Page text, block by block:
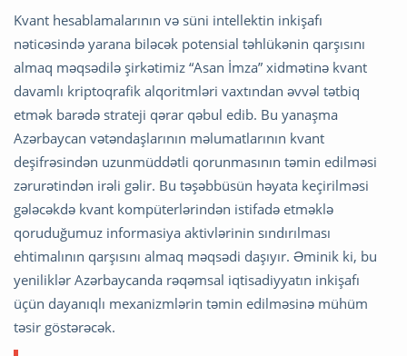
Kvant hesablamalarının və süni intellektin inkişafı
nəticəsində yarana biləcək potensial təhlükənin qarşısını
almaq məqsədilə şirkətimiz “Asan İmza” xidmətinə kvant
davamlı kriptoqrafik alqoritmləri vaxtından əvvəl tətbiq
etmək barədə strateji qərar qəbul edib. Bu yanaşma
Azərbaycan vətəndaşlarının məlumatlarının kvant
deşifrəsindən uzunmüddətli qorunmasının təmin edilməsi
zərurətindən irəli gəlir. Bu təşəbbüsün həyata keçirilməsi
gələcəkdə kvant kompüterlərindən istifadə etməklə
qoruduğumuz informasiya aktivlərinin sındırılması
ehtimalının qarşısını almaq məqsədi daşıyır. Əminik ki, bu
yeniliklər Azərbaycanda rəqəmsal iqtisadiyyatın inkişafı
üçün dayanıqlı mexanizmlərin təmin edilməsinə mühüm
təsir göstərəcək.